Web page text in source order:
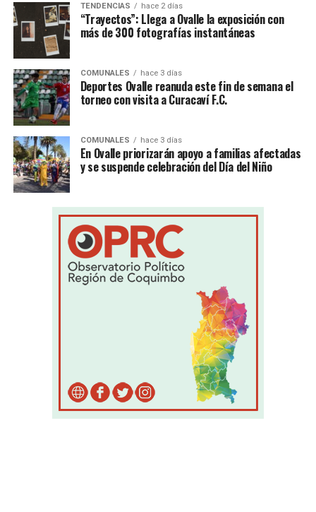
TENDENCIAS hace 2 días
“Trayectos”: Llega a Ovalle la exposición con
más de 300 fotografías instantáneas
COMUNALES hace 3 días
Deportes Ovalle reanuda este fin de semana el
torneo con visita a Curacaví F.C.
COMUNALES hace 3 días
En Ovalle priorizarán apoyo a familias afectadas
y se suspende celebración del Día del Niño